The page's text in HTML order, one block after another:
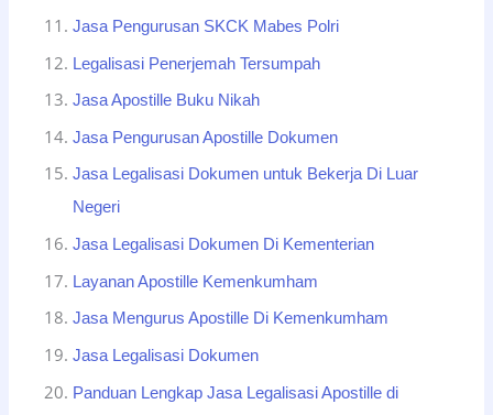
Jasa Pengurusan SKCK Mabes Polri
Legalisasi Penerjemah Tersumpah
Jasa Apostille Buku Nikah
Jasa Pengurusan Apostille Dokumen
Jasa Legalisasi Dokumen untuk Bekerja Di Luar
Negeri
Jasa Legalisasi Dokumen Di Kementerian
Layanan Apostille Kemenkumham
Jasa Mengurus Apostille Di Kemenkumham
Jasa Legalisasi Dokumen
Panduan Lengkap Jasa Legalisasi Apostille di